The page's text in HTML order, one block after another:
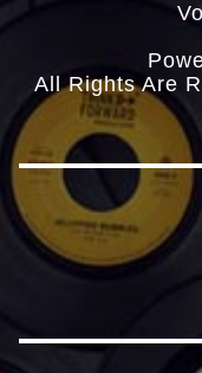
All Rights Are